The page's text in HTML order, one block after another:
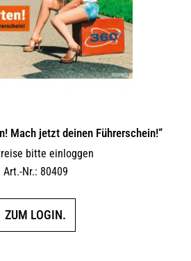
Mach jetzt deinen Führerschein!“
bitte einloggen
Art.-Nr.: 80409
ZUM LOGIN.